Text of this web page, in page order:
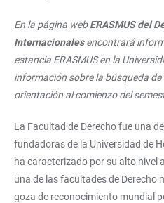
En la página webERASMUS del
Internacionalesencontrará
estancia ERASMUS en la
información sobre la búsqueda
orientación al comienzo del
La Facultad de Derecho fue una
fundadoras de la Universidad de
ha caracterizado por su alto nivel
una de las facultades de Derecho
goza de reconocimiento mundial